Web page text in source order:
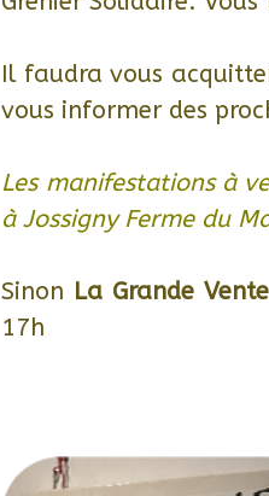
Il faudra vous
vous informer des
Les manifestations à
à Jossigny Ferme du
Sinon La Grande Vente
17h